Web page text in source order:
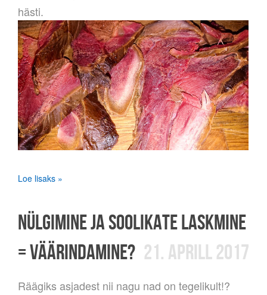
hästi.
Loe lisaks »
NÜLGIMINE JA SOOLIKATE LASKMINE
= VÄÄRINDAMINE? 21. APRILL 2017
Räägiks asjadest nii nagu nad on tegelikult!?